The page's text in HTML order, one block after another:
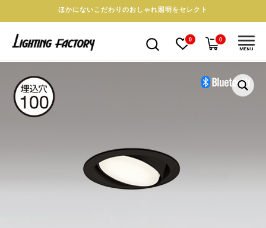
ほかにないこだわりのおしゃれ照明をセレクト
0 0
MENU